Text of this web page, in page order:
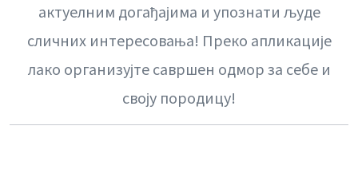
актуелним догађајима и упознати људе
сличних интересовања! Преко апликације
лако организујте савршен одмор за себе и
своју породицу!